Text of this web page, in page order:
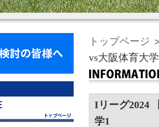
トップページ
vs大阪体育大
Iリーグ2024
学1